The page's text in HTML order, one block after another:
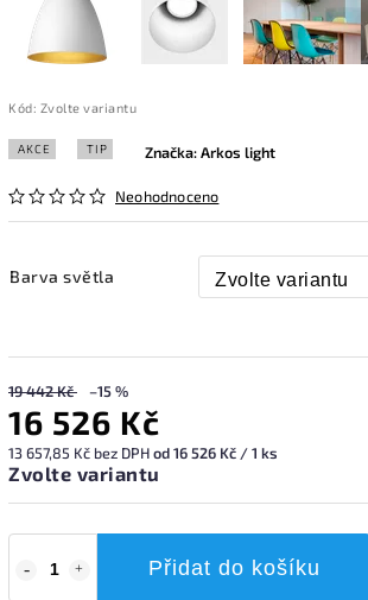
Kód: Zvolte variantu
AKCE TIP
Neohodnoceno
Značka:Arkos light
Barva světla
19 442 Kč –15 %
16 526 Kč
13 657,85 Kč bez DPHod 16 526 Kč / 1 ks
Zvolte variantu
Přidat do košíku